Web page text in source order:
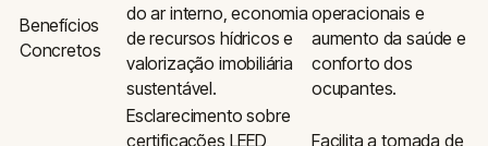
Benefícios
Concretos
do ar interno, economia
de recursos hídricos e
valorização imobiliária
sustentável.
operacionais e
aumento da saúde e
conforto dos
ocupantes.
Esclarecimento sobre
certificações LEED,
Facilita a tomada de